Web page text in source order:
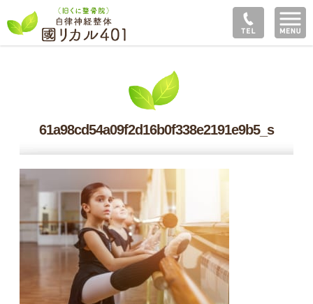
61a98cd54a09f2d16b0f338e2191e9b5_s